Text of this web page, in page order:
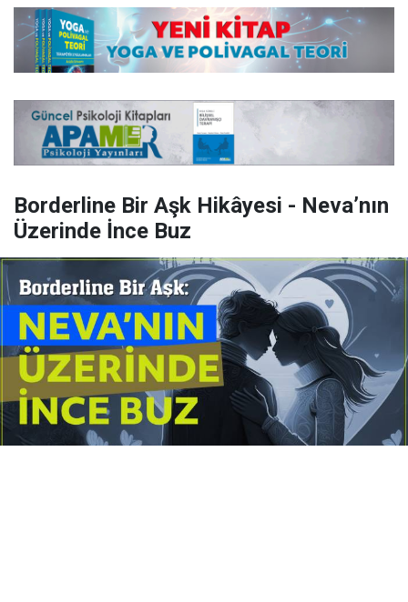
Borderline Bir Aşk Hikâyesi - Neva’nın
Üzerinde İnce Buz